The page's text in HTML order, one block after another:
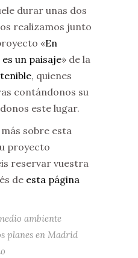
durar unas dos
realizamos junto
«En
un paisaje» de la
, quienes
contándonos su
este lugar.
sobre esta
proyecto
reservar vuestra
de esta página
ambiente
planes en Madrid